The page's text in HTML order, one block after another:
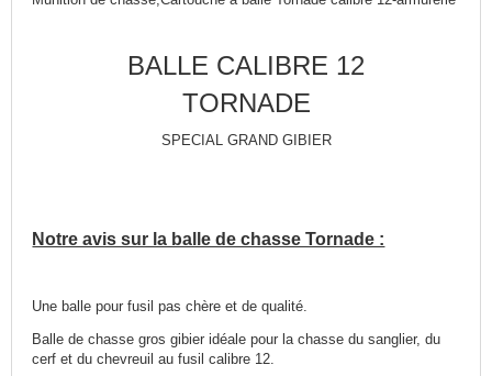
BALLE CALIBRE 12
TORNADE
SPECIAL GRAND GIBIER
Notre avis sur la balle de chasse Tornade :
Une balle pour fusil pas chère et de qualité.
Balle de chasse gros gibier idéale pour la chasse du sanglier, du
cerf et du chevreuil au fusil calibre 12.